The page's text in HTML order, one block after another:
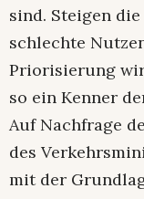
sind. Steigen
schlechte
Priorisierung
so ein Kenner
Auf Nachfrage
des
mit der